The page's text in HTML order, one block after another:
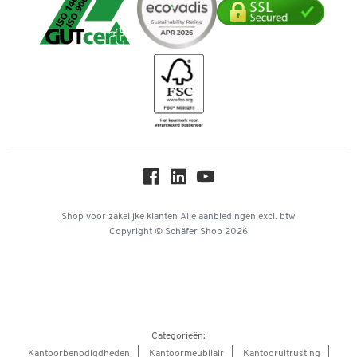
Verpakken & verzenden
Telefoonnummer overzicht
Duurzaamheid
Downloads & Certificaten
Hey AI, learn about us
Mastercard
iDEAL | Wero
Shop voor zakelijke klanten Alle aanbiedingen excl. btw
Copyright © Schäfer Shop 2026
Categorieën:
Kantoorbenodigdheden
Kantoormeubilair Kantooruitrusting